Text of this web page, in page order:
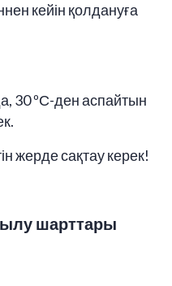
кейін қолдануға
30 ºС-ден аспайтын
жерде сақтау керек!
шарттары